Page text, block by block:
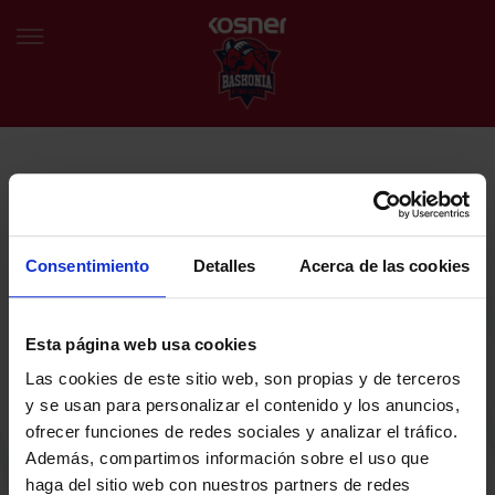
Consentimiento Detalles Acerca de las cookies
Esta página web usa cookies
Las cookies de este sitio web, son propias y de terceros
y se usan para personalizar el contenido y los anuncios,
ofrecer funciones de redes sociales y analizar el tráfico.
Además, compartimos información sobre el uso que
haga del sitio web con nuestros partners de redes
BERRIAK
SARRERAK
ABONATUAK
EGUTEGIA
Egin bat gure harmaila birtualarekin eta izan lehena klubaren
azken albiste eta promozioen berri izaten.
Baskoniaren Pribatutasun politika irakurri eta onartzen dut eta
Baskoniaren jarduerei, produktuei, zerbitzuei, lehiaketei, eskaintzei
eta/edo sustapenei buruzko komunikazio elektronikoak jaso nahi ditut.
DENDA OFIZIALA BASKONIA
SARRERAK